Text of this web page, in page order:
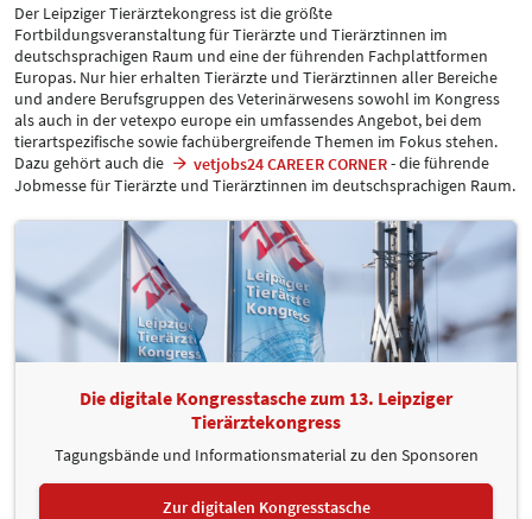
Der Leipziger Tierärztekongress ist die größte
Fortbildungsveranstaltung für Tierärzte und Tierärztinnen im
deutschsprachigen Raum und eine der führenden Fachplattformen
Europas. Nur hier erhalten Tierärzte und Tierärztinnen aller Bereiche
und andere Berufsgruppen des Veterinärwesens sowohl im Kongress
als auch in der vetexpo europe ein umfassendes Angebot, bei dem
tierartspezifische sowie fachübergreifende Themen im Fokus stehen.
Dazu gehört auch die
vetjobs24 CAREER CORNER- die führende
Jobmesse für Tierärzte und Tierärztinnen im deutschsprachigen Raum.
Die digitale Kongresstasche zum 13. Leipziger
Tierärztekongress
Tagungsbände und Informationsmaterial zu den Sponsoren
Zur digitalen Kongresstasche